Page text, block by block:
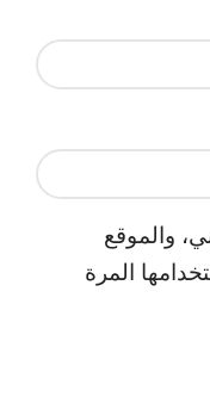
والموقع
المرة